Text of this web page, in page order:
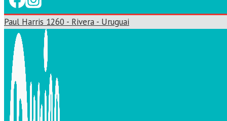
Paul Harris 1260 - Rivera - Uruguai